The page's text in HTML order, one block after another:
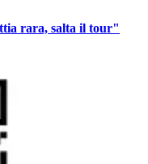
rara, salta il tour"